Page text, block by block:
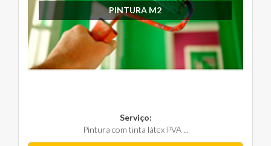
PINTURA M2
Serviço:
Pintura com tinta látex PVA ...